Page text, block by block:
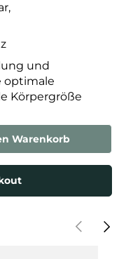
und
optimale
Körpergröße
Warenkorb
Vorherige